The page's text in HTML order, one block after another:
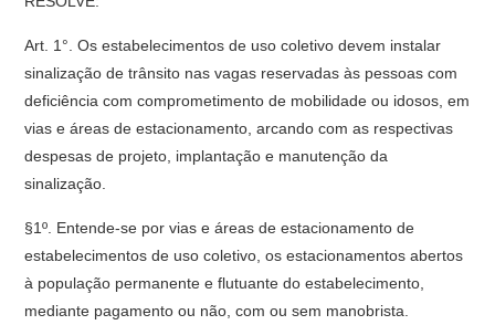
Art. 1°. Os estabelecimentos de uso coletivo devem instalar
sinalização de trânsito nas vagas reservadas às pessoas com
deficiência com comprometimento de mobilidade ou idosos, em
vias e áreas de estacionamento, arcando com as respectivas
despesas de projeto, implantação e manutenção da
sinalização.
§1º. Entende-se por vias e áreas de estacionamento de
estabelecimentos de uso coletivo, os estacionamentos abertos
à população permanente e flutuante do estabelecimento,
mediante pagamento ou não, com ou sem manobrista.